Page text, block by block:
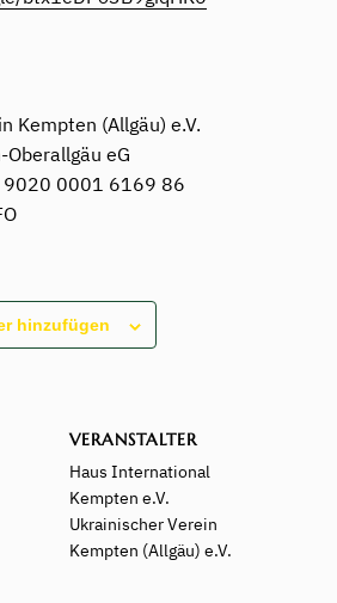
Kempten (Allgäu) e.V.
eG
9020 0001 6169 86
hinzufügen
VERANSTALTER
Haus International
Kempten e.V.
Ukrainischer Verein
Kempten (Allgäu) e.V.